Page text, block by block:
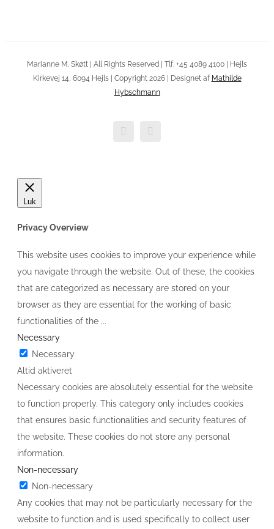
Marianne M. Skøtt | All Rights Reserved | Tlf. +45 4089 4100 | Hejls
Kirkevej 14, 6094 Hejls | Copyright 2026 | Designet af Mathilde
Hybschmann
Facebook
Luk
Privacy Overview
This website uses cookies to improve your experience while
you navigate through the website. Out of these, the cookies
that are categorized as necessary are stored on your
browser as they are essential for the working of basic
functionalities of the ...
Necessary
Necessary
Altid aktiveret
Necessary cookies are absolutely essential for the website
to function properly. This category only includes cookies
that ensures basic functionalities and security features of
the website. These cookies do not store any personal
information.
Non-necessary
Non-necessary
Any cookies that may not be particularly necessary for the
website to function and is used specifically to collect user